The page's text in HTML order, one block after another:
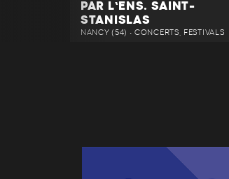
PAR L’ENS. SAINT-
STANISLAS
NANCY (54) • CONCERTS, FESTIVALS